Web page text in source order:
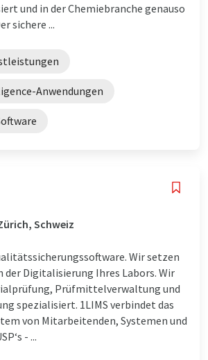
und in der Chemiebranche genauso
sichere ...
Anwendungen
Schweiz
Wir setzen
der Digitalisierung Ihres Labors. Wir
Prüfmittelverwaltung und
spezialisiert. 1LIMS verbindet das
von Mitarbeitenden, Systemen und
- ...